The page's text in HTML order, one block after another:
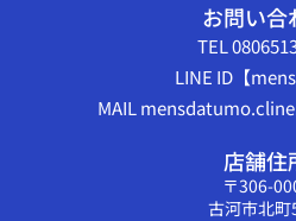
お問い合
TEL
LINE ID【
MAIL
店舗住
〒306-
古河市北